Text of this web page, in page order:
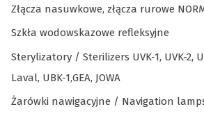
Złącza nasuwkowe, złącza rurowe
Szkła wodowskazowe refleksyjne
Sterylizatory / Sterilizers UVK-1, UVK-2,
Laval, UBK-1,GEA, JOWA
Żarówki nawigacyjne / Navigation